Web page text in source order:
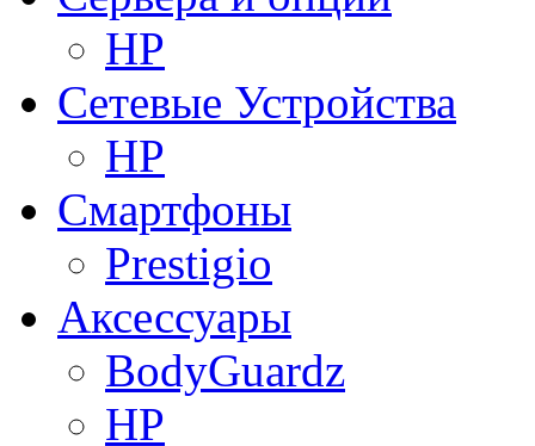
HP
Сетевые Устройства
HP
Смартфоны
Prestigio
Аксессуары
BodyGuardz
HP